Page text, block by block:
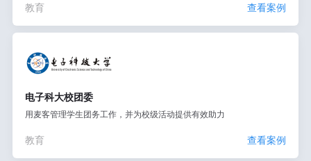
教育 查看案例
电子科大校团委
用麦客管理学生团务工作，并为校级活动提供有效助力
教育 查看案例